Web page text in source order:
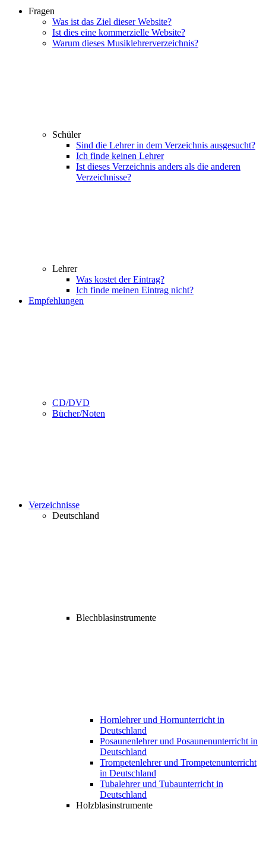
Fragen
Was ist das Ziel dieser Website?
Ist dies eine kommerzielle Website?
Warum dieses Musiklehrerverzeichnis?
Schüler
Sind die Lehrer in dem Verzeichnis ausgesucht?
Ich finde keinen Lehrer
Ist dieses Verzeichnis anders als die anderen
Verzeichnisse?
Lehrer
Was kostet der Eintrag?
Ich finde meinen Eintrag nicht?
Empfehlungen
CD/DVD
Bücher/Noten
Verzeichnisse
Deutschland
Blechblasinstrumente
Hornlehrer und Hornunterricht in
Deutschland
Posaunenlehrer und Posaunenunterricht in
Deutschland
Trompetenlehrer und Trompetenunterricht
in Deutschland
Tubalehrer und Tubaunterricht in
Deutschland
Holzblasinstrumente